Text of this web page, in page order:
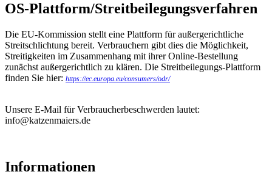
OS-Plattform/Streitbeilegungsverfahren
Die EU-Kommission stellt eine Plattform für außergerichtliche
Streitschlichtung bereit. Verbrauchern gibt dies die Möglichkeit,
Streitigkeiten im Zusammenhang mit ihrer Online-Bestellung
zunächst außergerichtlich zu klären. Die Streitbeilegungs-Plattform
finden Sie hier: https://ec.europa.eu/consumers/odr/
Unsere E-Mail für Verbraucherbeschwerden lautet:
info@katzenmaiers.de
Informationen